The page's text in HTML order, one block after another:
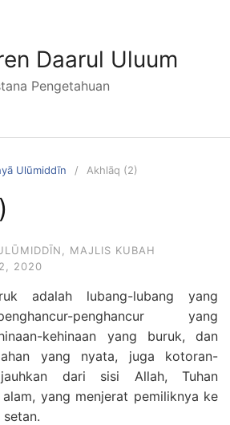
Daarul Uluum
Pengetahuan
Ulūmiddīn Akhlāq (2)
MAJLIS KUBAH
2020
adalah lubang-lubang yang
penghancur yang
kehinaan yang buruk, dan
yang nyata, juga kotoran-
dari sisi Allah, Tuhan
alam, yang menjerat pemiliknya ke